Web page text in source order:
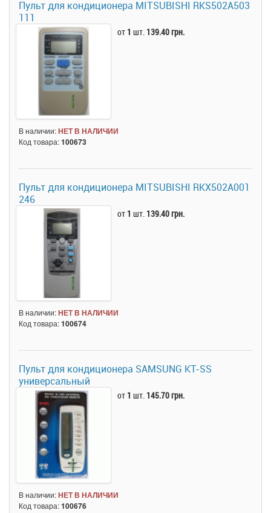
Пульт для кондиционера MITSUBISHI RKS502A503
111
от 1 шт. 139.40 грн.
В наличии:НЕТ В НАЛИЧИИ
Код товара:100673
Пульт для кондиционера MITSUBISHI RKX502A001
246
от 1 шт. 139.40 грн.
В наличии:НЕТ В НАЛИЧИИ
Код товара:100674
Пульт для кондиционера SAMSUNG KT-SS
универсальный
от 1 шт. 145.70 грн.
В наличии:НЕТ В НАЛИЧИИ
Код товара:100676